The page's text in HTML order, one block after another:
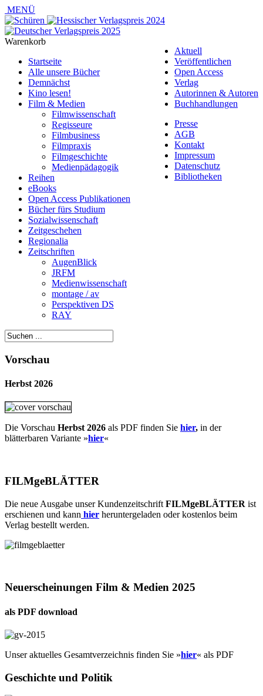
MENÜ
Aktuell
Veröffentlichen
Open Access
Verlag
Autorinnen & Autoren
Buchhandlungen
Presse
AGB
Kontakt
Impressum
Datenschutz
Bibliotheken
Warenkorb
Startseite
Alle unsere Bücher
Demnächst
Kino lesen!
Film & Medien
Filmwissenschaft
Regisseure
Filmbusiness
Filmpraxis
Filmgeschichte
Medienpädagogik
Reihen
eBooks
Open Access Publikationen
Bücher fürs Studium
Sozialwissenschaft
Zeitgeschehen
Regionalia
Zeitschriften
AugenBlick
JRFM
Medienwissenschaft
montage / av
Perspektiven DS
RAY
Vorschau
Herbst 2026
Die Vorschau Herbst 2026 als PDF finden Sie hier, in der
blätterbaren Variante »hier«
FILMgeBLÄTTER
Die neue Ausgabe unser Kundenzeitschrift FILMgeBLÄTTER ist
erschienen und kann hier heruntergeladen oder kostenlos beim
Verlag bestellt werden.
Neuerscheinungen Film & Medien 2025
als PDF download
Unser aktuelles Gesamtverzeichnis finden Sie »hier« als PDF
Geschichte und Politik